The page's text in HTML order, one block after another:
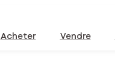
Acheter Vendre